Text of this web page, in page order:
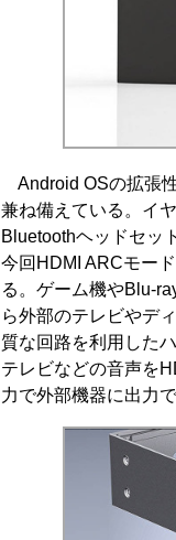
Android OSの拡張
兼ね備えている。イ
Bluetoothヘッドセッ
今回HDMI ARCモー
る。ゲーム機やBlu-
ら外部のテレビやデ
質な回路を利用した
テレビなどの音声を
力で外部機器に出力